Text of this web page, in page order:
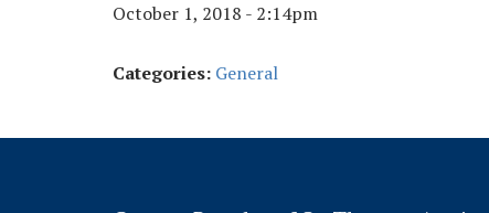
October 1, 2018 - 2:14pm
Categories: General